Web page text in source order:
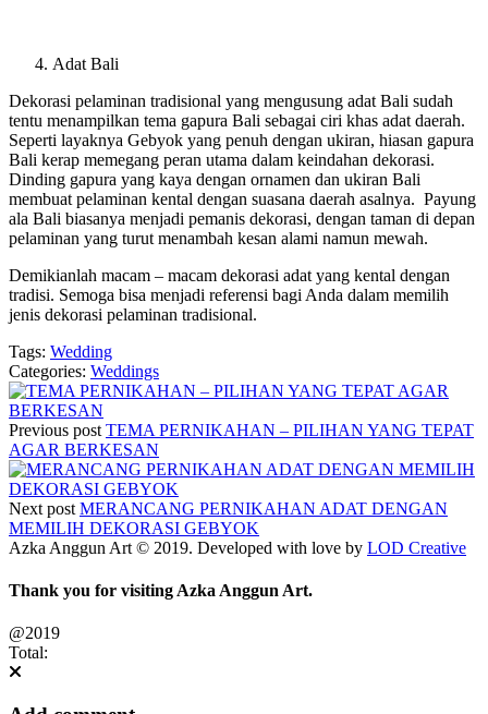
Adat Bali
Dekorasi pelaminan tradisional yang mengusung adat Bali sudah
tentu menampilkan tema gapura Bali sebagai ciri khas adat daerah.
Seperti layaknya Gebyok yang penuh dengan ukiran, hiasan gapura
Bali kerap memegang peran utama dalam keindahan dekorasi.
Dinding gapura yang kaya dengan ornamen dan ukiran Bali
membuat pelaminan kental dengan suasana daerah asalnya. Payung
ala Bali biasanya menjadi pemanis dekorasi, dengan taman di depan
pelaminan yang turut menambah kesan alami namun mewah.
Demikianlah macam – macam dekorasi adat yang kental dengan
tradisi. Semoga bisa menjadi referensi bagi Anda dalam memilih
jenis dekorasi pelaminan tradisional.
Tags: Wedding
Categories: Weddings
Previous post TEMA PERNIKAHAN – PILIHAN YANG TEPAT
AGAR BERKESAN
Next post MERANCANG PERNIKAHAN ADAT DENGAN
MEMILIH DEKORASI GEBYOK
Azka Anggun Art © 2019. Developed with love by LOD Creative
Thank you for visiting Azka Anggun Art.
@2019
Total: